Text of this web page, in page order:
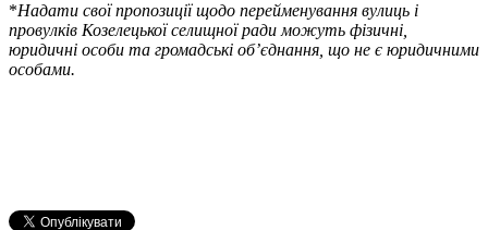
*Надати свої пропозиції щодо перейменування вулиць і
провулків Козелецької селищної ради можуть фізичні,
юридичні особи та громадські об’єднання, що не є юридичними
особами.